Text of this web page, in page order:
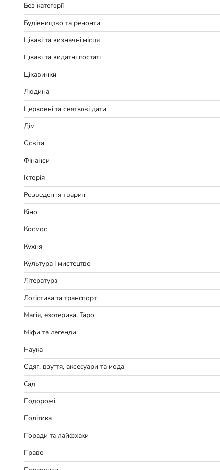
Без категорії
Будівництво та ремонти
Цікаві та визначні місця
Цікаві та видатні постаті
Цікавинки
Людина
Церковні та святкові дати
Дім
Освіта
Фінанси
Історія
Розведення тварин
Кіно
Космос
Кухня
Культура і мистецтво
Література
Логістика та транспорт
Магія, езотерика, Таро
Міфи та легенди
Наука
Одяг, взуття, аксесуари та мода
Сад
Подорожі
Політика
Поради та лайфхаки
Право